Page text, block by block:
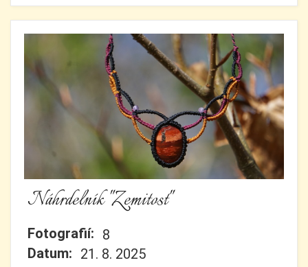
Náhrdelník "Zemitost"
Fotografií: 8
Datum: 21. 8. 2025